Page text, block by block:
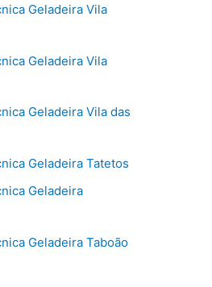
Geladeira Vila
Geladeira Vila
Geladeira Vila das
Geladeira Tatetos
Geladeira
Geladeira Taboão